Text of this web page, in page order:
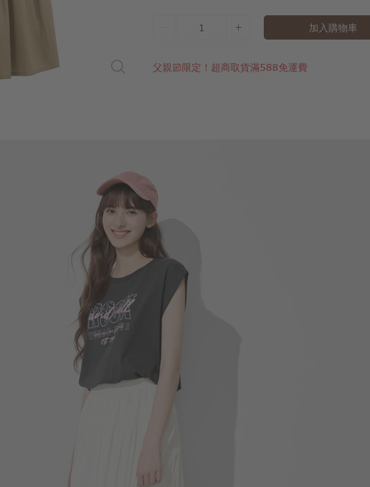
1 加入購物車
父親節限定！超商取貨滿588免運費
$ 299